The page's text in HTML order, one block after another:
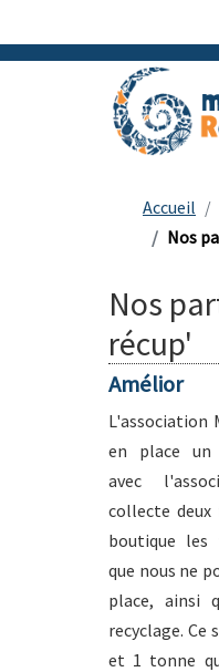
Accueil
Nos
Nos
récup'
Amélior
L'association
en place un
avec
collecte
boutique
que nous ne
place, ainsi
recyclage. Ce
et 1 tonne